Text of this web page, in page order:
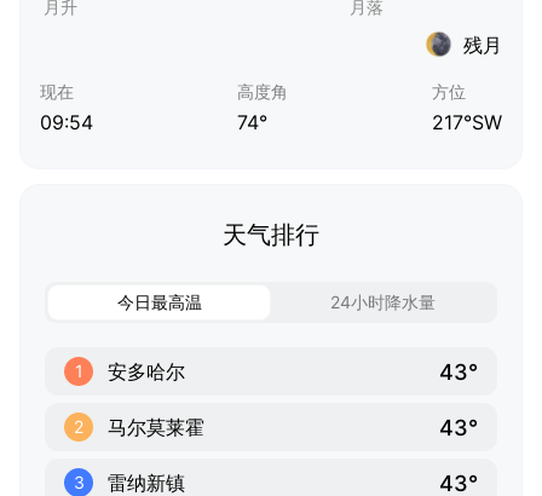
残月
现在
09:54
高度角
74°
方位
217°SW
天气排行
今日最高温 24小时降水量
1 安多哈尔 43°
2 马尔莫莱霍 43°
3 雷纳新镇 43°